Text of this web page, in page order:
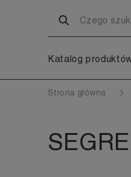
Katalog
Strona główna